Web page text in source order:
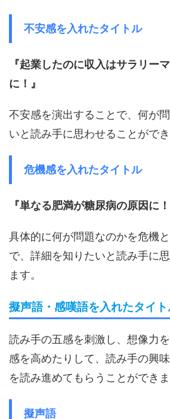
不安感を入れたタイトル
『起業したのに収入はサラリー
に！』
不安感を演出することで、何が
いと読み手に思わせることができ
危機感を入れたタイトル
『単なる肥満が糖尿病の原因に！
具体的に何が問題なのかを危機
で、詳細を知りたいと読み手に
ます。
擬声語・感嘆語を入れたタイト
読み手の五感を刺激し、想像力
感を高めたりして、読み手の興
を読み進めてもらうことができま
擬声語